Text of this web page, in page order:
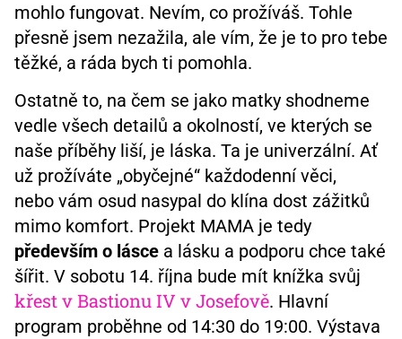
mohlo fungovat. Nevím, co prožíváš. Tohle
přesně jsem nezažila, ale vím, že je to pro tebe
těžké, a ráda bych ti pomohla.
Ostatně to, na čem se jako matky shodneme
vedle všech detailů a okolností, ve kterých se
naše příběhy liší, je láska. Ta je univerzální. Ať
už prožíváte „obyčejné“ každodenní věci,
nebo vám osud nasypal do klína dost zážitků
mimo komfort. Projekt MAMA je tedy
především o lásce a lásku a podporu chce také
šířit. V sobotu 14. října bude mít knížka svůj
křest v Bastionu IV v Josefově. Hlavní
program proběhne od 14:30 do 19:00. Výstava